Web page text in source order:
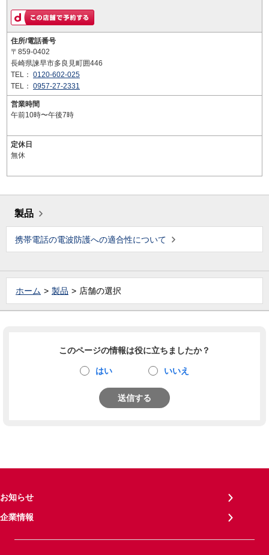
住所/電話番号
〒859-0402
長崎県諫早市多良見町囲446
TEL： 0120-602-025
TEL： 0957-27-2331
営業時間
午前10時〜午後7時
定休日
無休
製品
携帯電話の電波防護への適合性について
ホーム 製品 店舗の選択
このページの情報は役に立ちましたか？
はい いいえ
送信する
お知らせ
企業情報